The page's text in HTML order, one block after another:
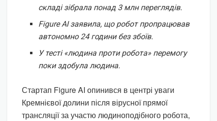
складі зібрала понад 3 млн переглядів.
Figure AI заявила, що робот пропрацював
автономно 24 години без збоїв.
У тесті «людина проти робота» перемогу
поки здобула людина.
Стартап Figure AI опинився в центрі уваги
Кремнієвої долини після вірусної прямої
трансляції за участю людиноподібного робота,